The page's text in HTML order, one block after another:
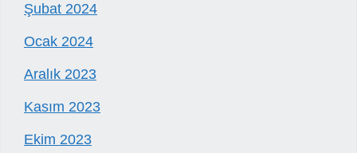
Şubat 2024
Ocak 2024
Aralık 2023
Kasım 2023
Ekim 2023